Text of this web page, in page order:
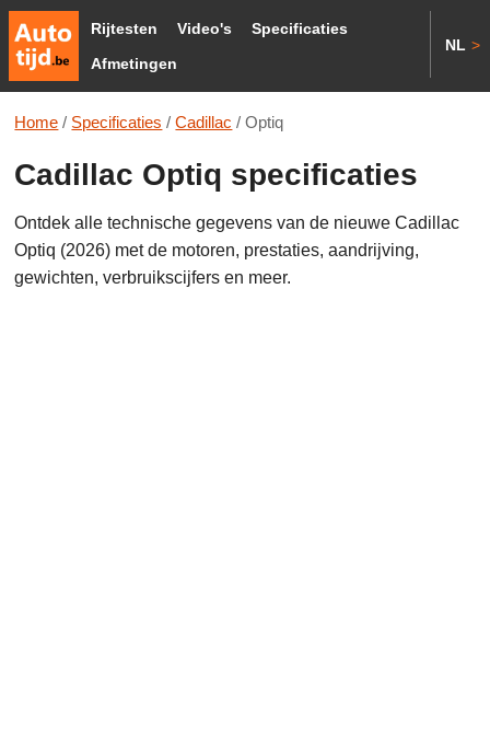
Rijtesten Video's
Specificaties
Afmetingen
NL >
Home / Specificaties / Cadillac / Optiq
Cadillac Optiq specificaties
Ontdek alle technische gegevens van de nieuwe Cadillac
Optiq (2026) met de motoren, prestaties, aandrijving,
gewichten, verbruikscijfers en meer.